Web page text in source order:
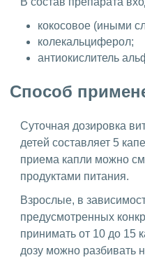
кокосовое (иными
колекальциферол;
антиокислитель
Способ
Суточная дозировка
детей составляет 5
приема капли можно
продуктами питания.
Взрослые, в
предусмотренных
принимать от 10 до 15
дозу можно разбивать